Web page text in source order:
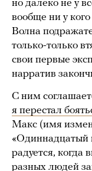
но далеко не у
вообще ни у
Волна
только-только
свои первые
нарратив
С ним
я перестал
Макс (имя
«Одиннадцатый
радуется, когда
разных людей